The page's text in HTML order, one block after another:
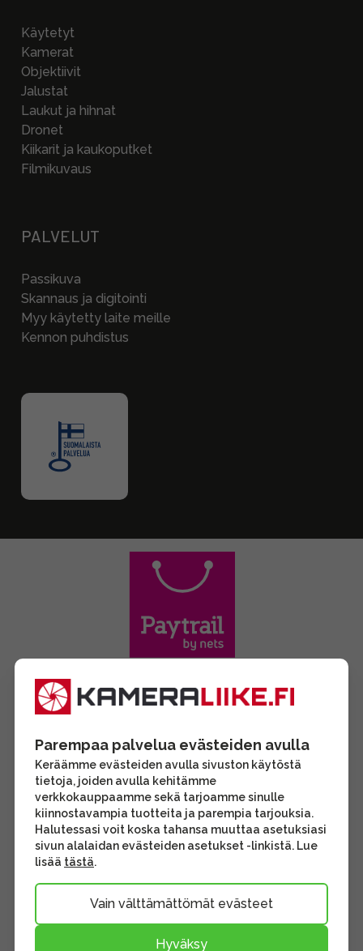
Käytetyt
Kamerat
Objektiivit
Jalustat
Laukut ja hihnat
Dronet
Kiikarit ja kaukoputket
Filmikuvaus
PALVELUT
Passikuva
Skannaus ja digitointi
Myy käytetty laite meille
Kennon puhdistus
Parempaa palvelua evästeiden avulla
Keräämme evästeiden avulla sivuston käytöstä
tietoja, joiden avulla kehitämme
verkkokauppaamme sekä tarjoamme sinulle
kiinnostavampia tuotteita ja parempia tarjouksia.
Halutessasi voit koska tahansa muuttaa asetuksiasi
sivun alalaidan evästeiden asetukset -linkistä. Lue
lisää tästä.
Vain välttämättömät evästeet
Hyväksy